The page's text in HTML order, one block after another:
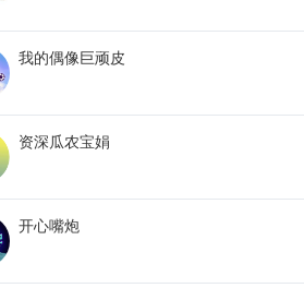
我的偶像巨顽皮
资深瓜农宝娟
开心嘴炮